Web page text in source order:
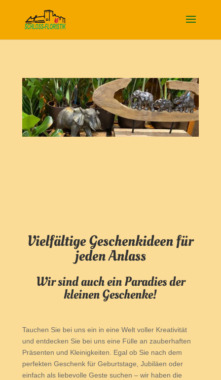
Vielfältige Geschenkideen für
jeden Anlass
Wir sind auch ein Paradies der
kleinen Geschenke!
Tauchen Sie bei uns ein in eine Welt voller Kreativität
und entdecken Sie bei uns eine Fülle an zauberhaften
Präsenten und Kleinigkeiten. Egal ob Sie nach dem
perfekten Geschenk für Geburtstage, Jubiläen oder
einfach als liebevolle Geste suchen – wir haben die